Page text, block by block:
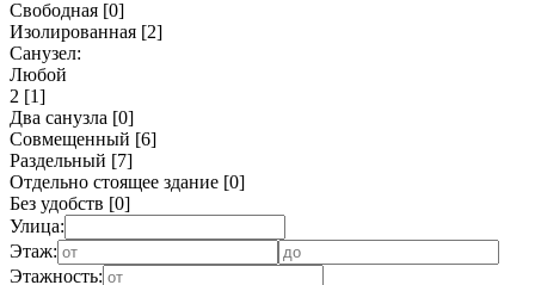
Свободная [0]
Изолированная [2]
Санузел:
Любой
2 [1]
Два санузла [0]
Совмещенный [6]
Раздельный [7]
Отдельно стоящее здание [0]
Без удобств [0]
Улица:
Этаж:
Этажность: